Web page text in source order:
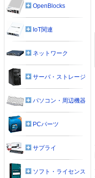
OpenBlocks
IoT関連
ネットワーク
サーバ・ストレージ
パソコン・周辺機器
PCパーツ
サプライ
ソフト・ライセンス